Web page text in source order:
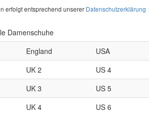
erfolgt entsprechend unserer Datenschutzerklärung
Damenschuhe
England
USA
UK 2
US 4
UK 3
US 5
UK 4
US 6